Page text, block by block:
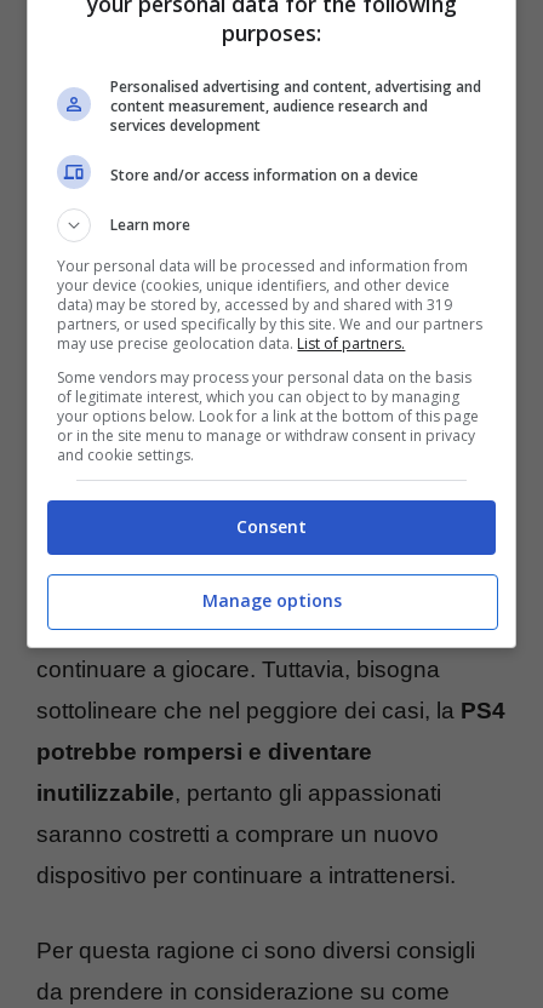
La PlayStation 4 tende a surriscaldarsi – tecnocino.it
Quando la console si surriscalda, nel
migliore dei casi andrà inblocco e si
spegnerà da sola
bisognerà solo aspettare che la temperature
si abbassi per accenderla di nuovo e
continuare a giocare. Tuttavia, bisogna
sottolineare che nel peggiore dei casi, la PS4
potrebbe rompersi e diventare
inutilizzabile, pertanto gli appassionati
saranno costretti a comprare un nuovo
dispositivo per continuare a intrattenersi.
Per questa ragione ci sono diversi consigli
da prendere in considerazione su come
purposes:
Personalised advertising and content, advertising and
content measurement, audience research and
services development
Store and/or access information on a device
Learn more
Your personal data will be processed and information from
your device (cookies, unique identifiers, and other device
data) may be stored by, accessed by and shared with 319
partners, or used specifically by this site. We and our partners
may use precise geolocation data. List of partners.
Some vendors may process your personal data on the basis
of legitimate interest, which you can object to by managing
your options below. Look for a link at the bottom of this page
or in the site menu to manage or withdraw consent in privacy
and cookie settings.
Consent
Manage options